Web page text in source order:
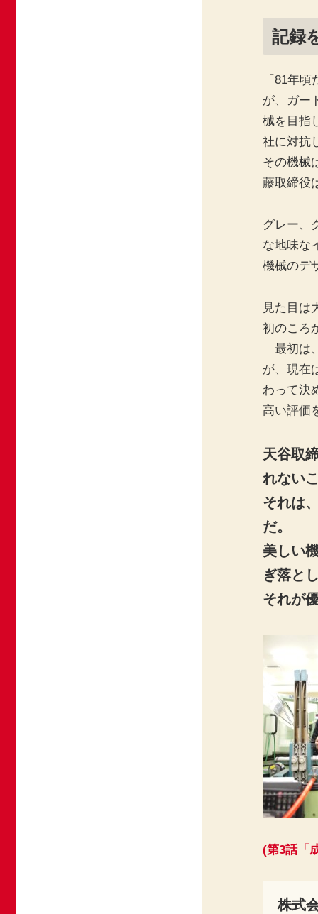
記録
「81年
が、ガー
械を目指
社に対抗
その機械
藤取締役
グレー、
な地味な
機械のデ
見た目は
初のころ
「最初
が、現在
わって決
高い評価
天谷取
れない
それは
だ。
美しい
ぎ落と
それが
(第3話「
株式